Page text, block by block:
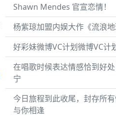
Shawn Mendes 官宣恋情！
杨紫琼加盟内娱大作《流浪地
好彩妹微博VC计划微博VC计
在唱歌时候表达情感恰到好
宁
今日旅程到此收尾，封存所
与你相逢